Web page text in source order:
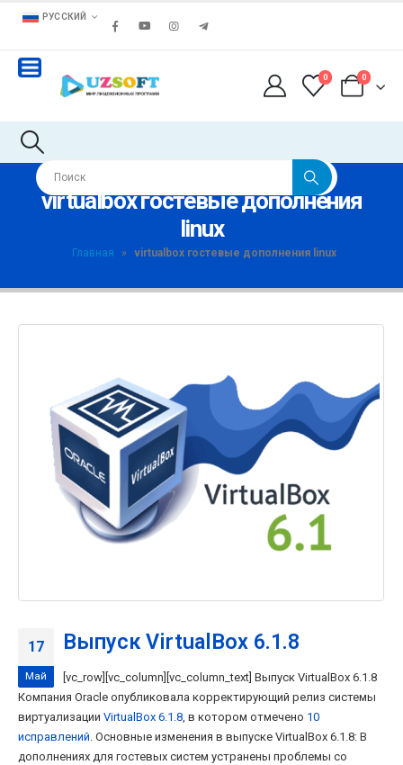
РУССКИЙ
0 0
virtualbox гостевые дополнения
linux
Главная » virtualbox гостевые дополнения linux
17
Май
Выпуск VirtualBox 6.1.8
[vc_row][vc_column][vc_column_text] Выпуск VirtualBox 6.1.8
Компания Oracle опубликовала корректирующий релиз системы
виртуализации VirtualBox 6.1.8, в котором отмечено 10
исправлений. Основные изменения в выпуске VirtualBox 6.1.8: В
дополнениях для гостевых систем устранены проблемы со